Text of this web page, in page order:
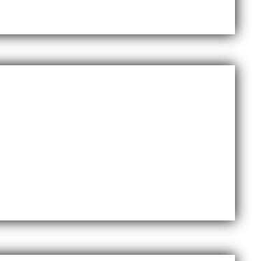
i friidrott. De allra yngsta var